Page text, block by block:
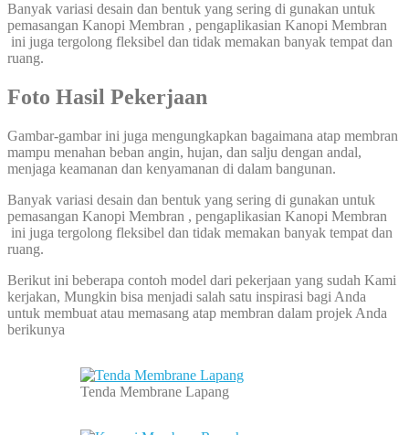
Banyak variasi desain dan bentuk yang sering di gunakan untuk
pemasangan Kanopi Membran , pengaplikasian Kanopi Membran
ini juga tergolong fleksibel dan tidak memakan banyak tempat dan
ruang.
Foto Hasil Pekerjaan
Gambar-gambar ini juga mengungkapkan bagaimana atap membran
mampu menahan beban angin, hujan, dan salju dengan andal,
menjaga keamanan dan kenyamanan di dalam bangunan.
Banyak variasi desain dan bentuk yang sering di gunakan untuk
pemasangan Kanopi Membran , pengaplikasian Kanopi Membran
ini juga tergolong fleksibel dan tidak memakan banyak tempat dan
ruang.
Berikut ini beberapa contoh model dari pekerjaan yang sudah Kami
kerjakan, Mungkin bisa menjadi salah satu inspirasi bagi Anda
untuk membuat atau memasang atap membran dalam projek Anda
berikunya
Tenda Membrane Lapang